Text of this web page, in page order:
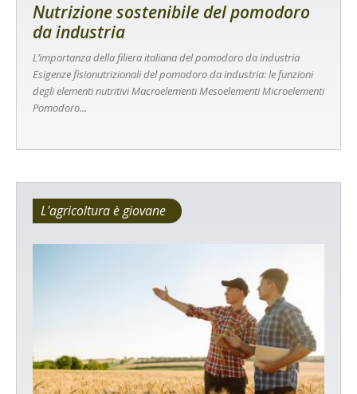
Nutrizione sostenibile del pomodoro
da industria
L’importanza della filiera italiana del pomodoro da industria
Esigenze fisionutrizionali del pomodoro da industria: le funzioni
degli elementi nutritivi Macroelementi Mesoelementi Microelementi
Pomodoro...
L'agricoltura è giovane